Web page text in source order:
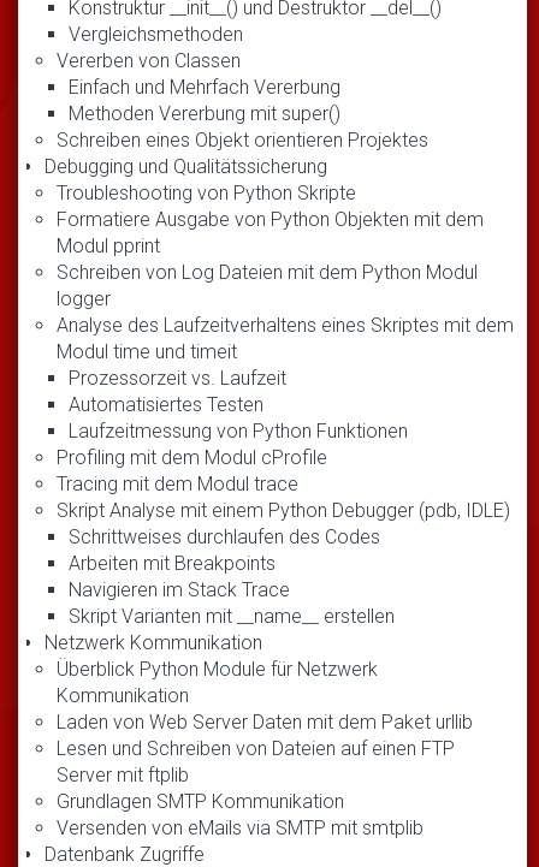
Konstruktur __init__() und Destruktor __del__()
Vergleichsmethoden
Vererben von Classen
Einfach und Mehrfach Vererbung
Methoden Vererbung mit super()
Schreiben eines Objekt orientieren Projektes
Debugging und Qualitätssicherung
Troubleshooting von Python Skripte
Formatiere Ausgabe von Python Objekten mit dem
Modul pprint
Schreiben von Log Dateien mit dem Python Modul
logger
Analyse des Laufzeitverhaltens eines Skriptes mit dem
Modul time und timeit
Prozessorzeit vs. Laufzeit
Automatisiertes Testen
Laufzeitmessung von Python Funktionen
Profiling mit dem Modul cProfile
Tracing mit dem Modul trace
Skript Analyse mit einem Python Debugger (pdb, IDLE)
Schrittweises durchlaufen des Codes
Arbeiten mit Breakpoints
Navigieren im Stack Trace
Skript Varianten mit __name__ erstellen
Netzwerk Kommunikation
Überblick Python Module für Netzwerk
Kommunikation
Laden von Web Server Daten mit dem Paket urllib
Lesen und Schreiben von Dateien auf einen FTP
Server mit ftplib
Grundlagen SMTP Kommunikation
Versenden von eMails via SMTP mit smtplib
Datenbank Zugriffe